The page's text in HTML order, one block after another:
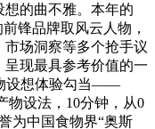
的曲不雅。本年的
锋品牌取风云人物，
场洞察等多个抢手议
现最具参考价值的一
设想体验勾当——
物设法，10分钟，从0
为中国食物界“奥斯